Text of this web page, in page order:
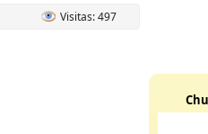
Visitas: 497